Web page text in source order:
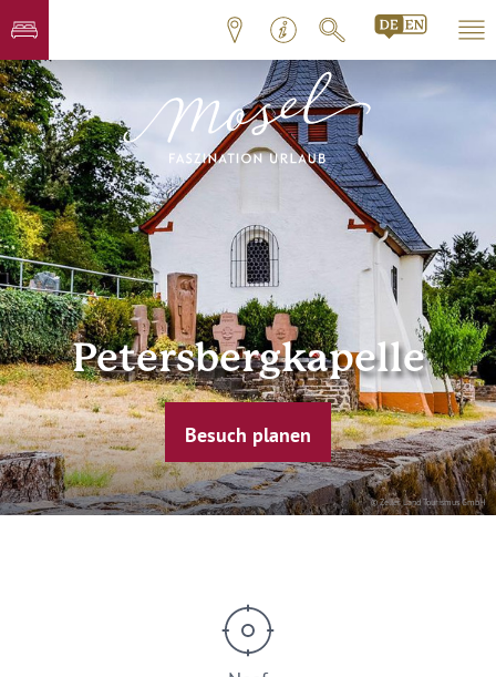
© Zeller Land Tourismus GmbH
Petersbergkapelle
Besuch planen